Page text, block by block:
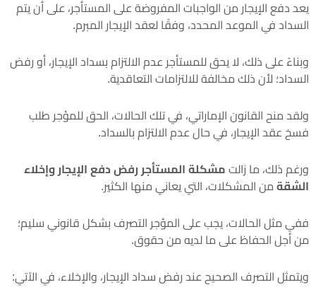
يعد دفع الإيجار من الواجبات المفروضة على المستأجر، على أن يتم
السداد في الموعد المحدد، وفقًا لعقد الإيجار المبرم.
وبناءً على ذلك، لا يحق للمستأجر عدم الالتزام بسداد الإيجار، أو رفض
السداد؛ لأن ذلك مخالفة للالتزامات التعاقدية.
ولقد منح القانون الإماراتي، في تلك الحالات، الحق للمؤجر طلب
فسخ عقد الإيجار، في حال عدم الالتزام بالسداد.
ورغم ذلك، ما زالت مشكلة المستأجر رفض دفع الإيجار وإخلاء
الشقة من المشكلات، التي يعاني منها الكثير.
ففي مثل الحالات، يجب على المؤجر التصرف بشكل قانوني سليم؛
من أجل الحفاظ على ما لديه من حقوق.
ويتمثل التصرف الصحيح عند رفض سداد الإيجار، والإخلاء، في الآتي: